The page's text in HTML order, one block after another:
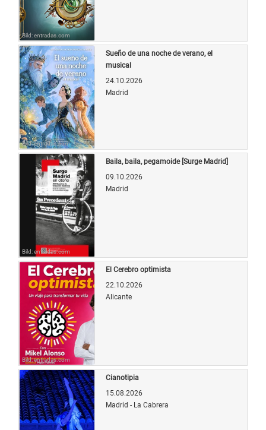
Bild: entradas.com
Bild: entradas.com
Sueño de una noche de verano, el
musical
24.10.2026
Madrid
Bild: entradas.com
Baila, baila, pegamoide [Surge Madrid]
09.10.2026
Madrid
Bild: entradas.com
El Cerebro optimista
22.10.2026
Alicante
Cianotipia
15.08.2026
Madrid - La Cabrera